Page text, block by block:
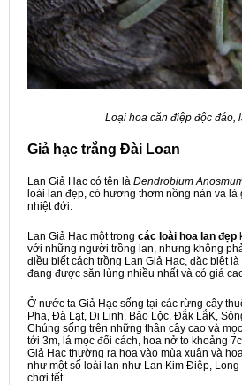
Loại hoa căn điệp độc đáo,
Giả hạc trắng Đài Loan
Lan Giả Hạc có tên là Dendrobium
loài lan đẹp, có hương thơm nồng nàn và
nhiệt đới.
Lan Giả Hạc một trong các loài hoa lan đẹp
với những người trồng lan, nhưng không
điều biết cách trồng Lan Giả Hạc, đặc biệt
đang được săn lùng nhiều nhất và có giá
Ở nước ta Giả Hạc sống tại các rừng cây
Pha, Đà Lạt, Di Linh, Bảo Lộc, Đắk LắK,
Chúng sống trên những thân cây cao và
tới 3m, lá mọc đối cách, hoa nở to khoảng
Giả Hạc thường ra hoa vào mùa xuân và
như một số loài lan như Lan Kim Điệp, Long
chơi tết.